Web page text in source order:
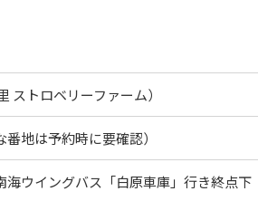
ストロベリーファーム）
地は予約時に要確認）
ウイングバス「白原車庫」行き終点下